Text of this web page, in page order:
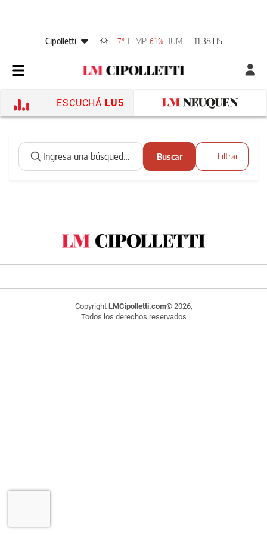
Cipolletti 7° TEMP 61% HUM 11:38 HS
ESCUCHÁ LU5
Buscar Filtrar
Copyright LMCipolletti.com© 2026,
Todos los derechos reservados